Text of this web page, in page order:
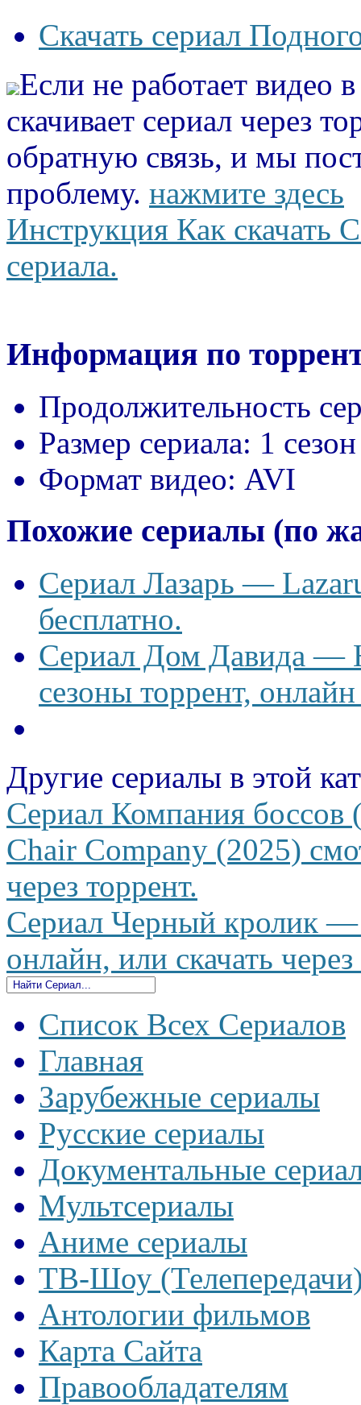
Скачать сериал
Если не работает видео
скачивает сериал через
обратную связь, и мы
проблему. нажмите здесь
Инструкция Как скачать
сериала.
Информация по
Продолжительность
Размер сериала: 1
Формат видео: AVI
Похожие сериалы (по
Сериал Лазарь —
бесплатно.
Сериал Дом Давида —
сезоны торрент,
Другие сериалы в этой
Сериал Компания
Chair Company (2025)
через торрент.
Сериал Черный кролик —
онлайн, или скачать
Список Всех Сериалов
Главная
Зарубежные сериалы
Русские сериалы
Документальные
Мультсериалы
Аниме сериалы
ТВ-Шоу
Антологии фильмов
Карта Сайта
Правообладателям